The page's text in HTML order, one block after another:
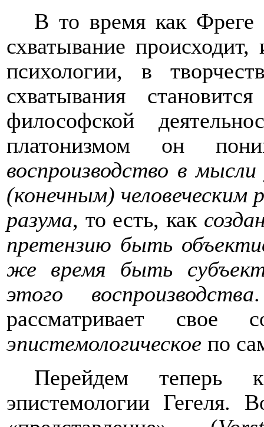
В то время как Фреге
схватывание происходит,
психологии, в
схватывания
философской
платонизмом он
воспроизводство в
(конечным) человеческим
разума, то есть, как
претензию быть
же время быть
этого воспроизводства
рассматривает свое
эпистемологическое по
Перейдем теперь
эпистемологии Гегеля.